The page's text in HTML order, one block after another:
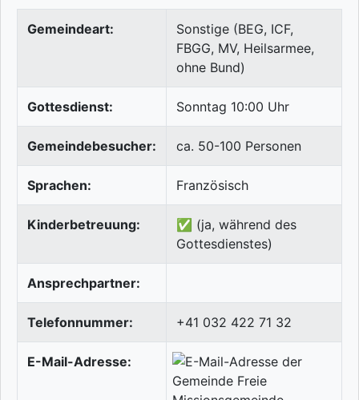
Gemeindeart:
Sonstige (BEG, ICF,
FBGG, MV, Heilsarmee,
ohne Bund)
Gottesdienst: Sonntag 10:00 Uhr
Gemeindebesucher: ca. 50-100 Personen
Sprachen: Französisch
Kinderbetreuung:
✅ (ja, während des
Gottesdienstes)
Ansprechpartner:
Telefonnummer: +41 032 422 71 32
E-Mail-Adresse: